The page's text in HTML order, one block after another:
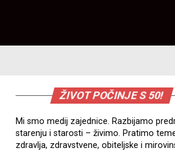
ŽIVOT POČINJE S 50!
Mi smo medij zajednice. Razbijamo
starenju i starosti – živimo. Pratimo
zdravlja, zdravstvene, obiteljske i